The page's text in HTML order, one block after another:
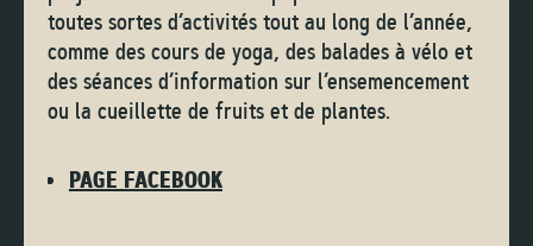
toutes sortes d’activités tout au long de l’année,
comme des cours de yoga, des balades à vélo et
des séances d’information sur l’ensemencement
ou la cueillette de fruits et de plantes.
PAGE FACEBOOK